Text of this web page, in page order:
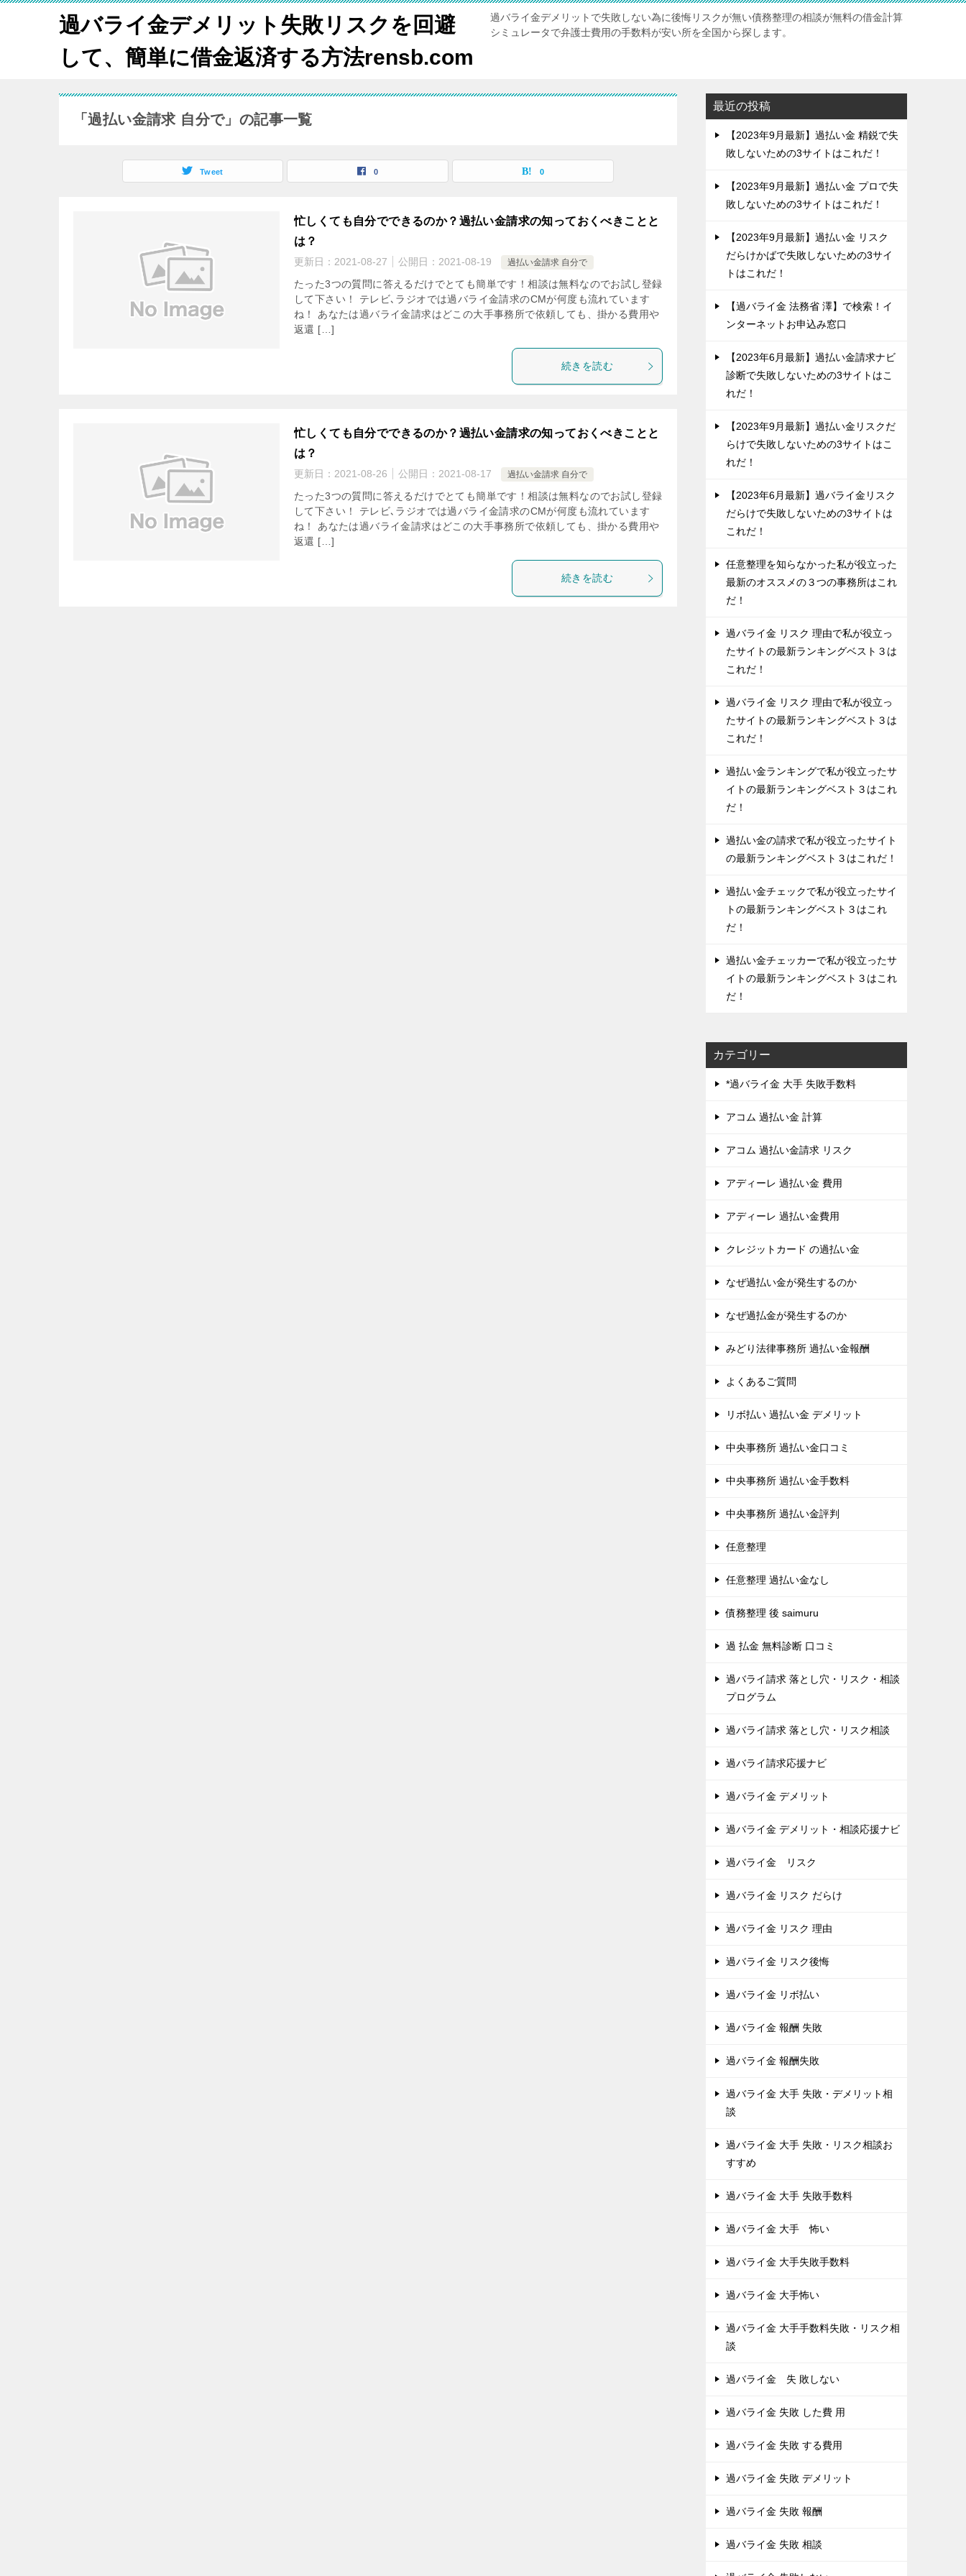
過バライ金デメリット失敗リスクを回避
して、簡単に借金返済する方法rensb.com
過バライ金デメリットで失敗しない為に後悔リスクが無い債務整理の相談が無料の借金計算
シミュレータで弁護士費用の手数料が安い所を全国から探します。
「過払い金請求 自分で」の記事一覧
Tweet 0 0
忙しくても自分でできるのか？過払い金請求の知っておくべきことと
は？
更新日： 2021-08-27 公開日： 2021-08-19 過払い金請求 自分で
たった3つの質問に答えるだけでとても簡単です！相談は無料なのでお試し登録
して下さい！ テレビ､ラジオでは過バライ金請求のCMが何度も流れています
ね！ あなたは過バライ金請求はどこの大手事務所で依頼しても、掛かる費用や
返還 […]
続きを読む
忙しくても自分でできるのか？過払い金請求の知っておくべきことと
は？
更新日： 2021-08-26 公開日： 2021-08-17 過払い金請求 自分で
たった3つの質問に答えるだけでとても簡単です！相談は無料なのでお試し登録
して下さい！ テレビ､ラジオでは過バライ金請求のCMが何度も流れています
ね！ あなたは過バライ金請求はどこの大手事務所で依頼しても、掛かる費用や
返還 […]
続きを読む
最近の投稿
【2023年9月最新】過払い金 精鋭で失
敗しないための3サイトはこれだ！
【2023年9月最新】過払い金 プロで失
敗しないための3サイトはこれだ！
【2023年9月最新】過払い金 リスク
だらけかばで失敗しないための3サイ
トはこれだ！
【過バライ金 法務省 澤】で検索！イ
ンターネットお申込み窓口
【2023年6月最新】過払い金請求ナビ
診断で失敗しないための3サイトはこ
れだ！
【2023年9月最新】過払い金リスクだ
らけで失敗しないための3サイトはこ
れだ！
【2023年6月最新】過バライ金リスク
だらけで失敗しないための3サイトは
これだ！
任意整理を知らなかった私が役立った
最新のオススメの３つの事務所はこれ
だ！
過バライ金 リスク 理由で私が役立っ
たサイトの最新ランキングベスト３は
これだ！
過バライ金 リスク 理由で私が役立っ
たサイトの最新ランキングベスト３は
これだ！
過払い金ランキングで私が役立ったサ
イトの最新ランキングベスト３はこれ
だ！
過払い金の請求で私が役立ったサイト
の最新ランキングベスト３はこれだ！
過払い金チェックで私が役立ったサイ
トの最新ランキングベスト３はこれ
だ！
過払い金チェッカーで私が役立ったサ
イトの最新ランキングベスト３はこれ
だ！
カテゴリー
*過バライ金 大手 失敗手数料
アコム 過払い金 計算
アコム 過払い金請求 リスク
アディーレ 過払い金 費用
アディーレ 過払い金費用
クレジットカード の過払い金
なぜ過払い金が発生するのか
なぜ過払金が発生するのか
みどり法律事務所 過払い金報酬
よくあるご質問
リボ払い 過払い金 デメリット
中央事務所 過払い金口コミ
中央事務所 過払い金手数料
中央事務所 過払い金評判
任意整理
任意整理 過払い金なし
債務整理 後 saimuru
過 払金 無料診断 口コミ
過バライ請求 落とし穴・リスク・相談
プログラム
過バライ請求 落とし穴・リスク相談
過バライ請求応援ナビ
過バライ金 デメリット
過バライ金 デメリット・相談応援ナビ
過バライ金 リスク
過バライ金 リスク だらけ
過バライ金 リスク 理由
過バライ金 リスク後悔
過バライ金 リボ払い
過バライ金 報酬 失敗
過バライ金 報酬失敗
過バライ金 大手 失敗・デメリット相
談
過バライ金 大手 失敗・リスク相談お
すすめ
過バライ金 大手 失敗手数料
過バライ金 大手 怖い
過バライ金 大手失敗手数料
過バライ金 大手怖い
過バライ金 大手手数料失敗・リスク相
談
過バライ金 失 敗しない
過バライ金 失敗 した費 用
過バライ金 失敗 する費用
過バライ金 失敗 デメリット
過バライ金 失敗 報酬
過バライ金 失敗 相談